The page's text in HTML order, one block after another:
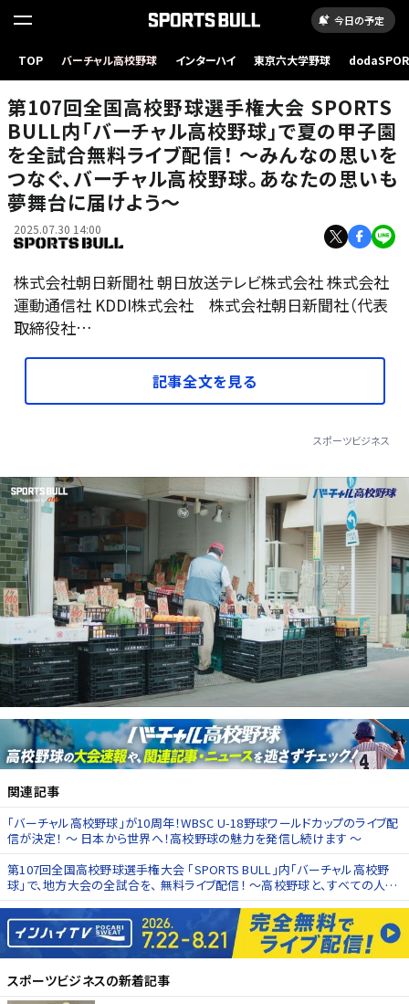
今日の予定
TOP バーチャル高校野球 インターハイ 東京六大学野球
第107回全国高校野球選手権大会 SPORTS
BULL内「バーチャル高校野球」で夏の甲子園
を全試合無料ライブ配信！ ～みんなの思いを
つなぐ、バーチャル高校野球。あなたの思いも
夢舞台に届けよう～
2025.07.30 14:00
株式会社朝日新聞社 朝日放送テレビ株式会社 株式会社
運動通信社 KDDI株式会社 株式会社朝日新聞社（代表
取締役社…
記事全文を見る
スポーツビジネス
関連記事
「バーチャル高校野球」が10周年！WBSC U-18野球ワールドカップのライブ配
信が決定！ ～ 日本から世界へ！高校野球の魅力を発信し続けます ～
第107回全国高校野球選手権大会 「SPORTS BULL」内「バーチャル高校野
球」で、地方大会の全試合を、 無料ライブ配信！ 〜高校野球と、すべての人の
スポーツビジネスの新着記事